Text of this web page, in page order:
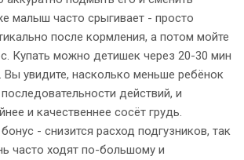
малыш часто срыгивает - просто
после кормления, а потом мойте
Купать можно детишек через 20-30 мин
Вы увидите, насколько меньше ребёнок
действий, и
и качественнее сосёт грудь.
- снизится расход подгузников, так
часто ходят по-большому и